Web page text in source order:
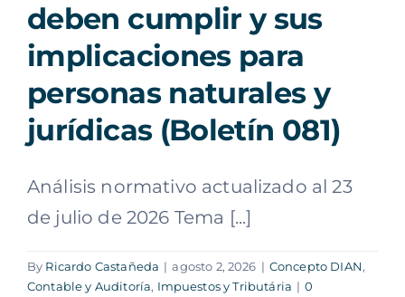
deben cumplir y sus
implicaciones para
personas naturales y
jurídicas (Boletín 081)
Análisis normativo actualizado al 23
de julio de 2026 Tema [...]
By Ricardo Castañeda | agosto 2, 2026 | Concepto DIAN,
Contable y Auditoría, Impuestos y Tributária | 0